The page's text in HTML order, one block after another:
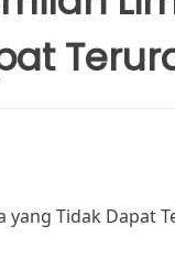
yang Tidak Dapat